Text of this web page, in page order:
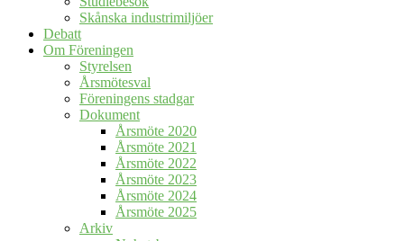
Skånska industrimiljöer
Debatt
Om Föreningen
Styrelsen
Årsmötesval
Föreningens stadgar
Dokument
Årsmöte 2020
Årsmöte 2021
Årsmöte 2022
Årsmöte 2023
Årsmöte 2024
Årsmöte 2025
Arkiv